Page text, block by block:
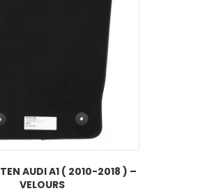
AUDI A1 ( 2010-2018 ) –
VELOURS